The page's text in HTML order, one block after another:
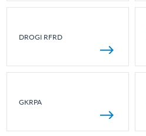
DROGI RFRD
GKRPA